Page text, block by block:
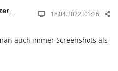
18.04.2022, 01:16
auch immer Screenshots als